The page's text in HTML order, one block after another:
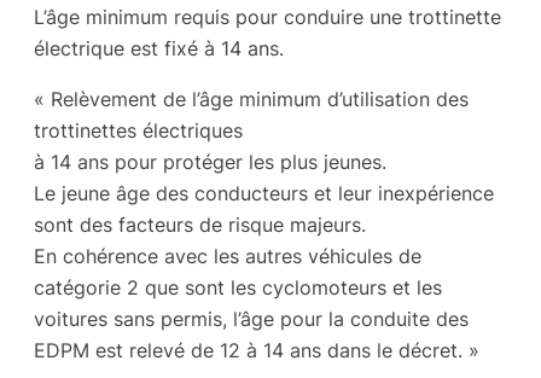
L’âge minimum requis pour conduire une trottinette
électrique est fixé à 14 ans.
« Relèvement de l’âge minimum d’utilisation des
trottinettes électriques
à 14 ans pour protéger les plus jeunes.
Le jeune âge des conducteurs et leur inexpérience
sont des facteurs de risque majeurs.
En cohérence avec les autres véhicules de
catégorie 2 que sont les cyclomoteurs et les
voitures sans permis, l’âge pour la conduite des
EDPM est relevé de 12 à 14 ans dans le décret. »